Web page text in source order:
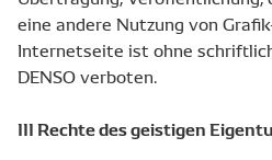
eine andere Nutzung von
Internetseite ist ohne
DENSO verboten.
III Rechte des geistigen